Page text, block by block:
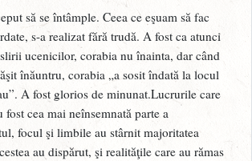
să se întâmple. Ceea ce eşuam să fac
s-a realizat fără trudă. A fost ca atunci
ucenicilor, corabia nu înainta, dar când
înăuntru, corabia „a sosit îndată la locul
A fost glorios de minunat.Lucrurile care
fost cea mai neînsemnată parte a
focul şi limbile au stârnit majoritatea
au dispărut, şi realităţile care au rămas